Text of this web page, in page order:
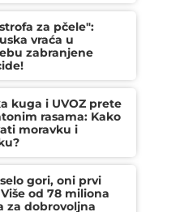
za pčele":
vraća u
zabranjene
kuga i UVOZ prete
rasama: Kako
moravku i
gori, oni prvi
od 78 miliona
za dobrovoljna